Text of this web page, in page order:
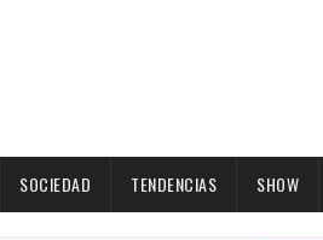
SOCIEDAD TENDENCIAS SHOW